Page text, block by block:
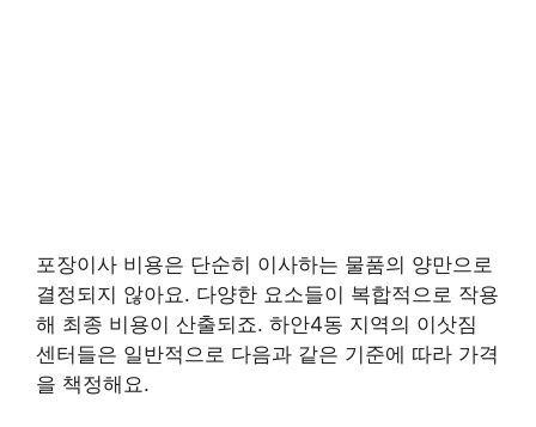
포장이사 비용은 단순히 이사하는 물품의 양만으로
결정되지 않아요. 다양한 요소들이 복합적으로 작용
해 최종 비용이 산출되죠. 하안4동 지역의 이삿짐
센터들은 일반적으로 다음과 같은 기준에 따라 가격
을 책정해요.